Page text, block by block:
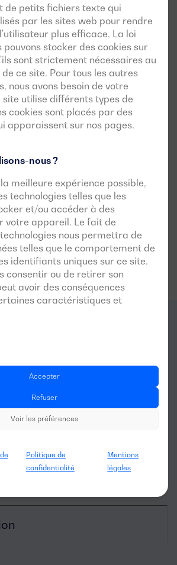
de petits fichiers texte qui
par les sites web pour rendre
plus efficace. La loi
pouvons stocker des cookies sur
sont strictement nécessaires au
ce site. Pour tous les autres
nous avons besoin de votre
site utilise différents types de
cookies sont placés par des
apparaissent sur nos pages.
nous ?
meilleure expérience possible,
technologies telles que les
et/ou accéder à des
votre appareil. Le fait de
nous permettra de
telles que le comportement de
identifiants uniques sur ce site.
consentir ou de retirer son
avoir des conséquences
caractéristiques et
Accepter
Refuser
Voir les préférences
Politique de
confidentialité
Mentions
légales
est-il optimal?